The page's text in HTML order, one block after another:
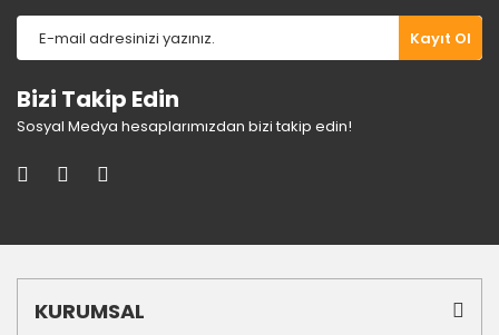
Kayıt Ol
Bizi Takip Edin
Sosyal Medya hesaplarımızdan bizi takip edin!
KURUMSAL